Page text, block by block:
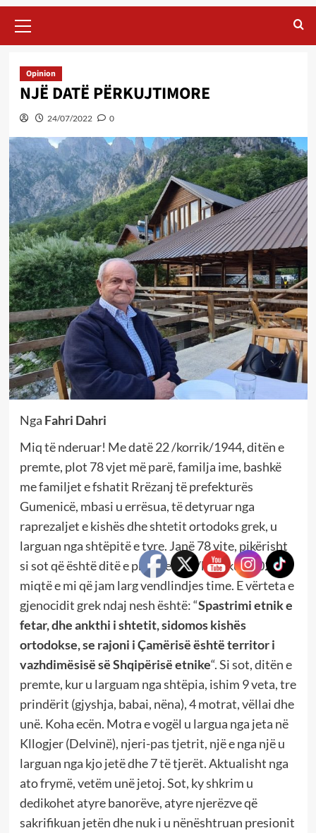
Menu
Opinion
NJË DATË PËRKUJTIMORE
24/07/2022 0
Nga Fahri Dahri
Miq të nderuar! Me datë 22 /korrik/1944, ditën e
premte, plot 78 vjet më parë, familja ime, bashkë
me familjet e fshatit Rrëzanj të prefekturës
Gumenicë, mbasi u errësua, të detyruar nga
raprezaljet e kishës dhe shtetit ortodoks grek, u
larguan nga shtëpitë e tyre. Janë 78 vite, pikërisht
si sot që është ditë e premte e 22/korrikut/2022,
miqtë e mi që jam larg vendlindjes time. E vërteta e
gjenocidit grek ndaj nesh është: “Spastrimi etnik e
fetar, dhe ankthi i shtetit, sidomos kishës
ortodokse, se rajoni i Çamërisë është territor i
vazhdimësisë së Shqipërisë etnike“. Si sot, ditën e
premte, kur u larguam nga shtëpia, ishim 9 veta, tre
prindërit (gjyshja, babai, nëna), 4 motrat, vëllai dhe
unë. Koha ecën. Motra e vogël u largua nga jeta në
Kllogjer (Delvinë), njeri-pas tjetrit, një e nga një u
larguan nga kjo jetë dhe 7 të tjerët. Aktualisht nga
ato frymë, vetëm unë jetoj. Sot, ky shkrim u
dedikohet atyre banorëve, atyre njerëzve që
sakrifikuan jetën dhe nuk i u nënështruan presionit